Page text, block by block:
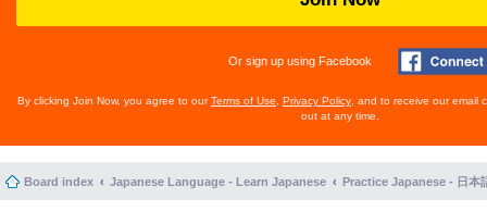
Or sign up using Facebook
By clicking Join Now, you agree to ourTerms of Use Privacy Policy , and to receive our email
out at any time.
Board index Japanese Language - Learn Japanese Practice Japanese - 日本